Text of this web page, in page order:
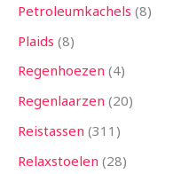
Petroleumkachels 8
Plaids 8
Regenhoezen 4
Regenlaarzen 20
Reistassen 311
Relaxstoelen 28